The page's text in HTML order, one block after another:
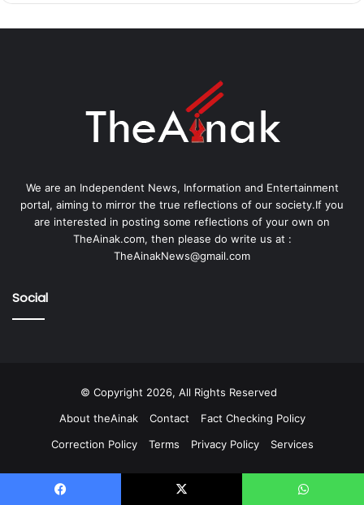
We are an Independent News, Information and Entertainment
portal, aiming to mirror the true reflections of our society.If you
are interested in posting some reflections of your own on
TheAinak.com, then please do write us at :
TheAinakNews@gmail.com
Social
© Copyright 2026, All Rights Reserved
About theAinak
Contact
Fact Checking Policy
Correction Policy
Terms Privacy Policy Services